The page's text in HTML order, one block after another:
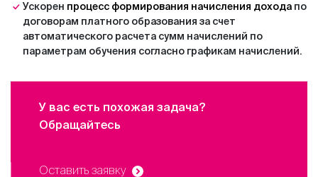
Ускорен процесс формирования начисления дохода по
договорам платного образования за счет
автоматического расчета сумм начислений по
параметрам обучения согласно графикам начислений.
У вас есть похожая задача?
Обращайтесь
Оставить заявку